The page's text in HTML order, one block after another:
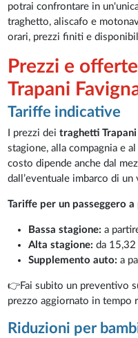
potrai confrontare in
traghetto, aliscafo e
orari, prezzi finiti e
Prezzi e
Trapani
Tariffe indicative
I prezzi deitraghetti Trapani
stagione, alla compagnia e
costo dipende anche dal
dall’eventuale imbarco di un
Tariffe per un passeggero
Bassa stagione: a
Alta stagione: da
Supplemento auto:a
👉Fai subito un preventivo
prezzo aggiornato in tempo
Riduzioni per